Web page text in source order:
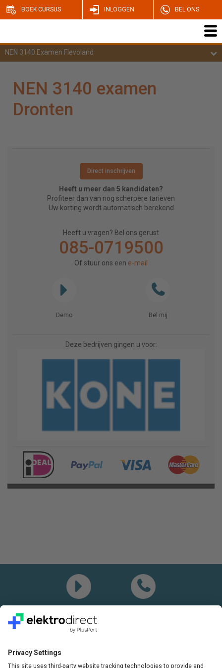
BOEK CURSUS INLOGGEN BEL ONS
NEN 3140 Examen Flevoland
NEN 3140 examen
Dronten
Direct inschrijven
Heeft u meer dan 5 kandidaten?
Profiteer dan van nog scherpere tarieven
Uw korting wordt automatisch berekend
Heeft u vragen? Bel ons gerust
085-0719500
Of stuur ons een e-mail
Demo Bel mij
Deze bedrijven gingen u voor:
of stuur ons een e-mail